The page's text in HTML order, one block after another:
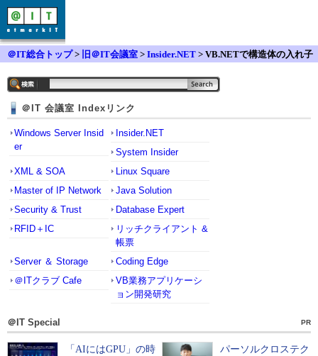
＠IT総合トップ> 旧＠IT会議室 > Insider.NET > VB.NETで構造体の入れ子
＠IT 会議室 Indexリンク
Windows Server Insid
er
Insider.NET
System Insider
XML & SOA
Linux Square
Master of IP Network
Java Solution
Security & Trust
Database Expert
RFID＋IC
リッチクライアント &
帳票
Server ＆ Storage
Coding Edge
＠ITクラブ Cafe
VB業務アプリケーシ
ョン開発研究
＠IT Special PR